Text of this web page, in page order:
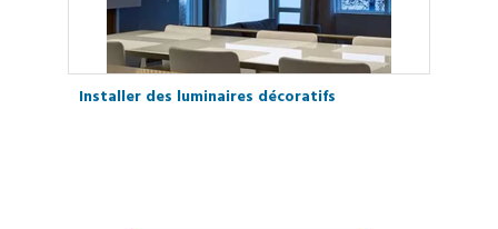
Installer des luminaires décoratifs